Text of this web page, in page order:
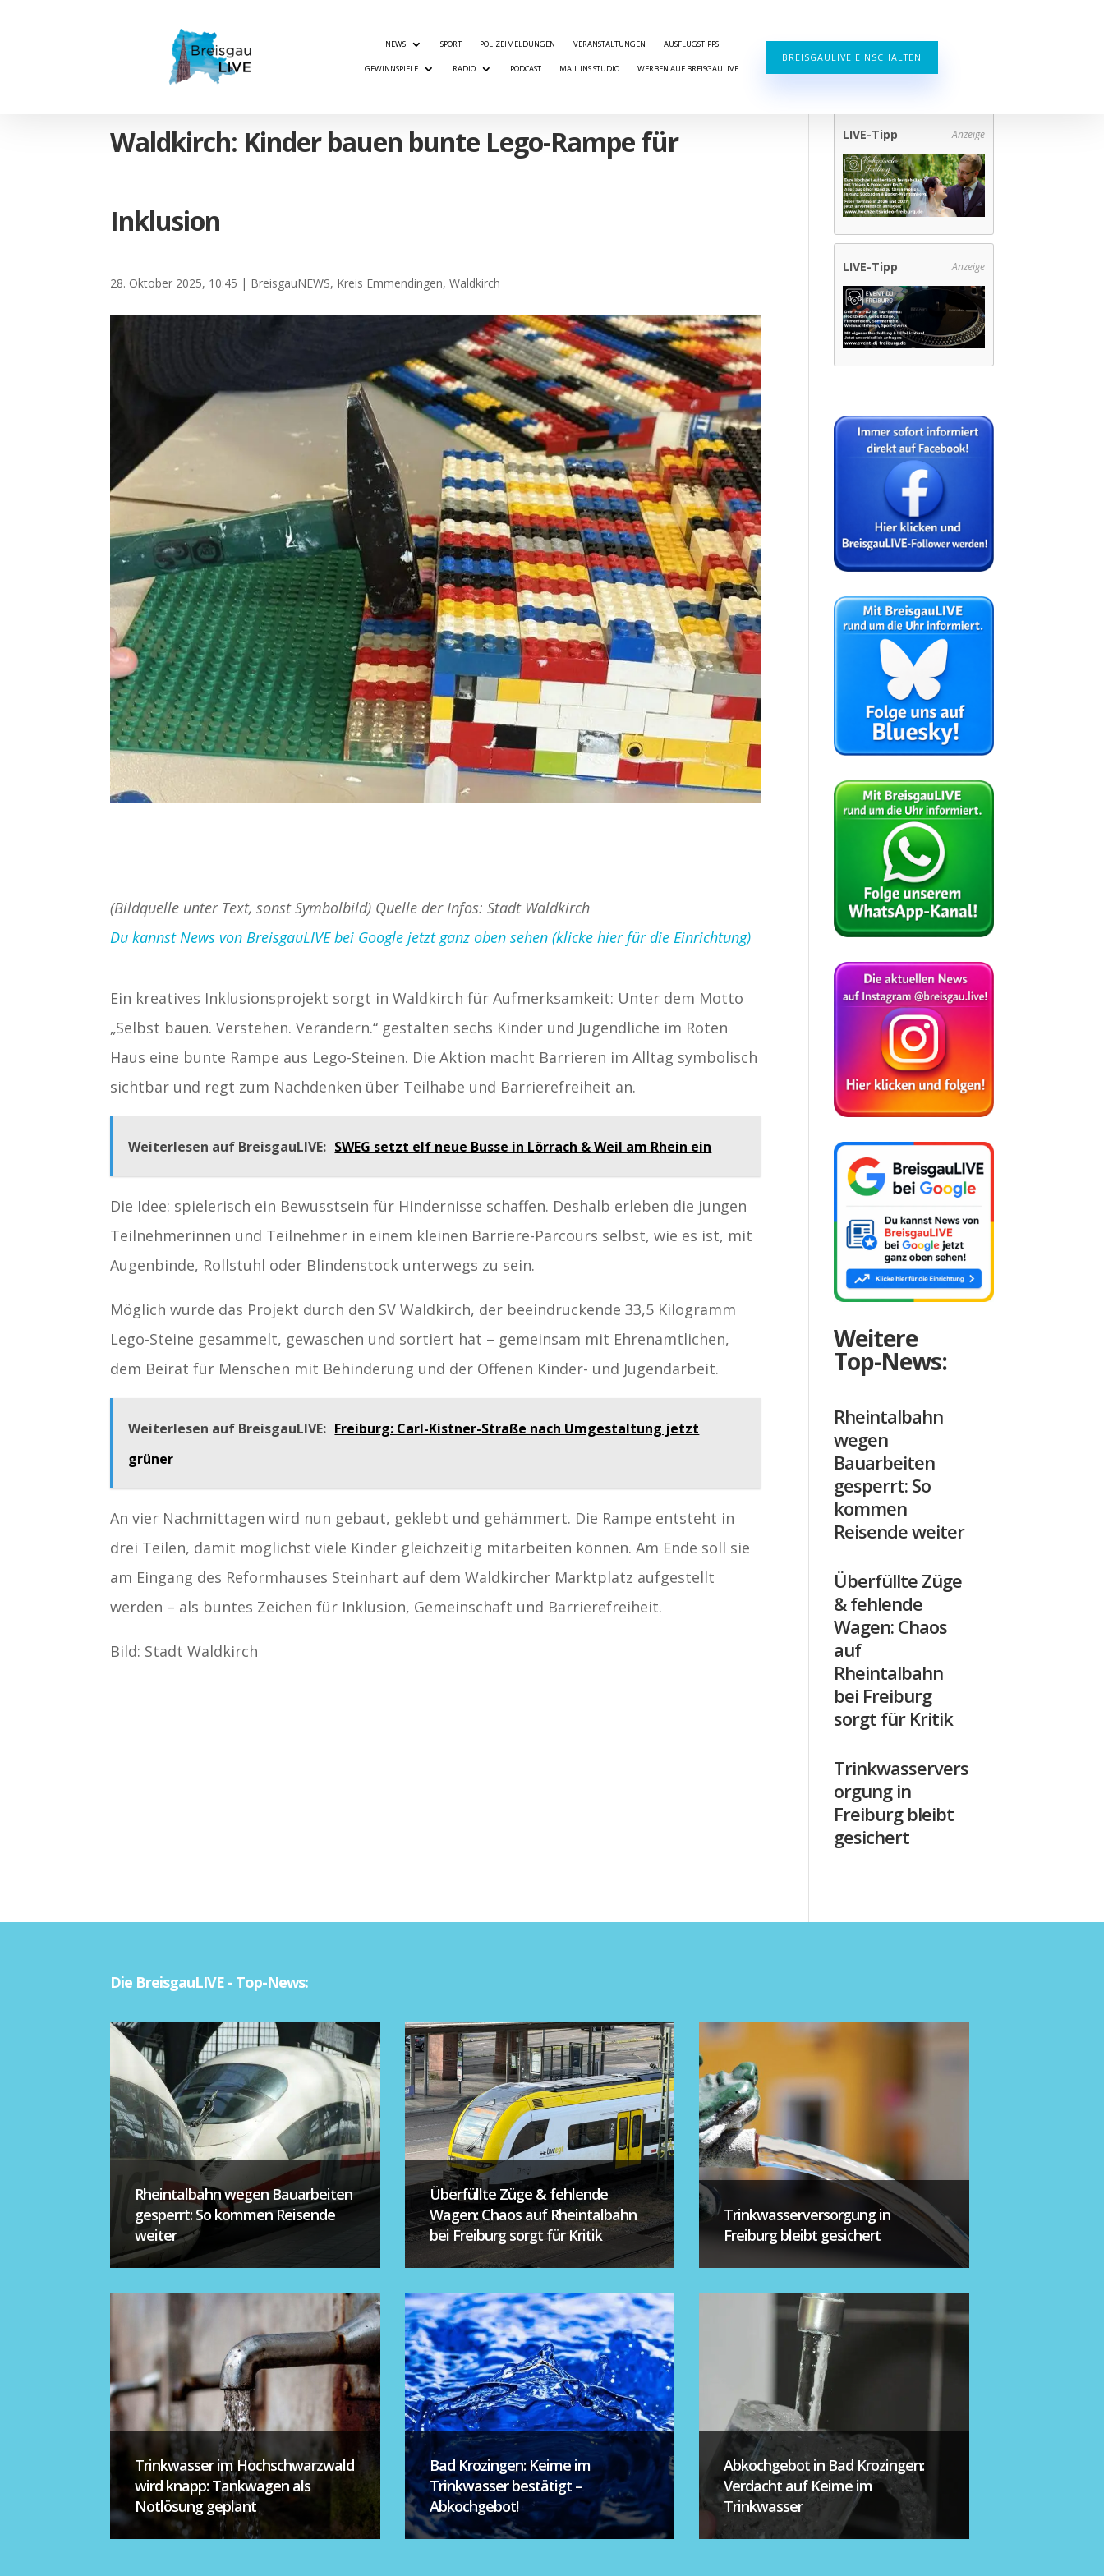
NEWS SPORT POLIZEIMELDUNGEN VERANSTALTUNGEN AUSFLUGSTIPPS
GEWINNSPIELE RADIO PODCAST MAIL INS STUDIO WERBEN AUF BREISGAULIVE
BREISGAULIVE EINSCHALTEN
Waldkirch: Kinder bauen bunte Lego-Rampe für
Inklusion
28. Oktober 2025, 10:45 | BreisgauNEWS, Kreis Emmendingen,Waldkirch
(Bildquelle unter Text, sonst Symbolbild) Quelle der Infos: Stadt Waldkirch
Du kannst News von BreisgauLIVE bei Google jetzt ganz oben sehen (klicke hier für die Einrichtung)
Ein kreatives Inklusionsprojekt sorgt in Waldkirch für Aufmerksamkeit: Unter dem Motto
„Selbst bauen. Verstehen. Verändern.“ gestalten sechs Kinder und Jugendliche im Roten
Haus eine bunte Rampe aus Lego-Steinen. Die Aktion macht Barrieren im Alltag symbolisch
sichtbar und regt zum Nachdenken über Teilhabe und Barrierefreiheit an.
Weiterlesen auf BreisgauLIVE: SWEG setzt elf neue Busse in Lörrach & Weil am Rhein ein
Die Idee: spielerisch ein Bewusstsein für Hindernisse schaffen. Deshalb erleben die jungen
Teilnehmerinnen und Teilnehmer in einem kleinen Barriere-Parcours selbst, wie es ist, mit
Augenbinde, Rollstuhl oder Blindenstock unterwegs zu sein.
Möglich wurde das Projekt durch den SV Waldkirch, der beeindruckende 33,5 Kilogramm
Lego-Steine gesammelt, gewaschen und sortiert hat – gemeinsam mit Ehrenamtlichen,
dem Beirat für Menschen mit Behinderung und der Offenen Kinder- und Jugendarbeit.
Weiterlesen auf BreisgauLIVE: Freiburg: Carl-Kistner-Straße nach Umgestaltung jetzt
grüner
An vier Nachmittagen wird nun gebaut, geklebt und gehämmert. Die Rampe entsteht in
drei Teilen, damit möglichst viele Kinder gleichzeitig mitarbeiten können. Am Ende soll sie
am Eingang des Reformhauses Steinhart auf dem Waldkircher Marktplatz aufgestellt
werden – als buntes Zeichen für Inklusion, Gemeinschaft und Barrierefreiheit.
Bild: Stadt Waldkirch
LIVE-Tipp Anzeige
LIVE-Tipp Anzeige
Weitere
Top-News:
Rheintalbahn
wegen
Bauarbeiten
gesperrt: So
kommen
Reisende weiter
Überfüllte Züge
& fehlende
Wagen: Chaos
auf
Rheintalbahn
bei Freiburg
sorgt für Kritik
Trinkwasservers
orgung in
Freiburg bleibt
gesichert
Die BreisgauLIVE - Top-News:
Rheintalbahn wegen Bauarbeiten
gesperrt: So kommen Reisende
weiter
Überfüllte Züge & fehlende
Wagen: Chaos auf Rheintalbahn
bei Freiburg sorgt für Kritik
Trinkwasserversorgung in
Freiburg bleibt gesichert
Trinkwasser im Hochschwarzwald
wird knapp: Tankwagen als
Notlösung geplant
Bad Krozingen: Keime im
Trinkwasser bestätigt –
Abkochgebot!
Abkochgebot in Bad Krozingen:
Verdacht auf Keime im
Trinkwasser